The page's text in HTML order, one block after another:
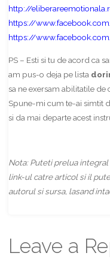
http://
https://
https://
PS – Esti si tu de acord ca
am pus-o deja pe lista
sa ne exersam abilitatile de
Spune-mi cum te-ai simtit
si da mai departe acest
Nota: Puteti prelua
link-ul catre articol si il
autorul si sursa, lasand
Leave a